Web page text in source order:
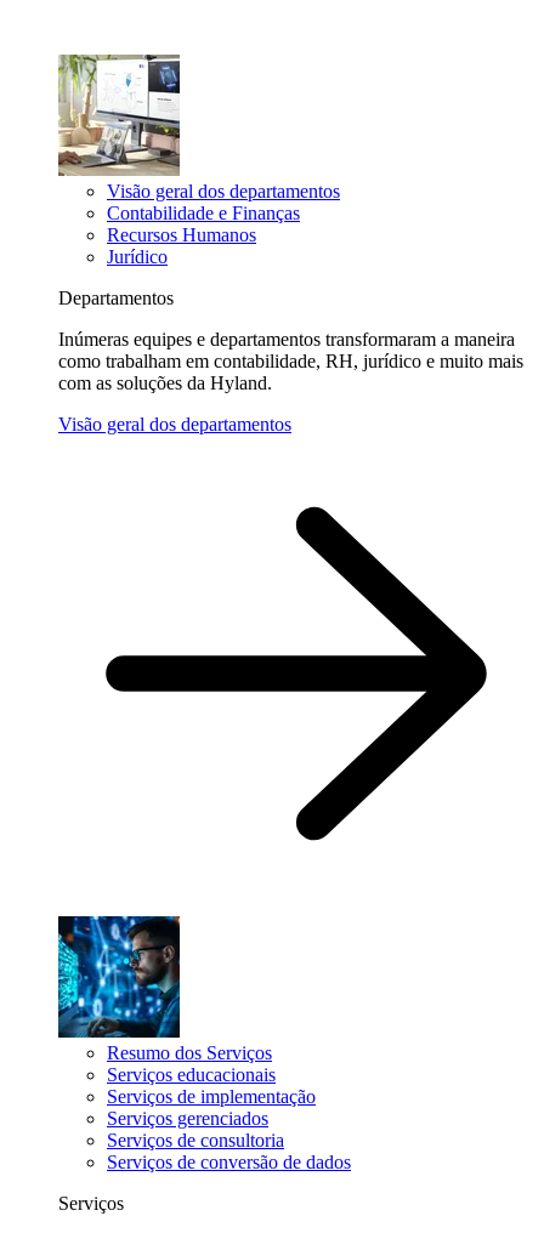
Visão geral dos departamentos
Contabilidade e Finanças
Recursos Humanos
Jurídico
Departamentos
Inúmeras equipes e departamentos transformaram a maneira
como trabalham em contabilidade, RH, jurídico e muito mais
com as soluções da Hyland.
Visão geral dos departamentos
Resumo dos Serviços
Serviços educacionais
Serviços de implementação
Serviços gerenciados
Serviços de consultoria
Serviços de conversão de dados
Serviços